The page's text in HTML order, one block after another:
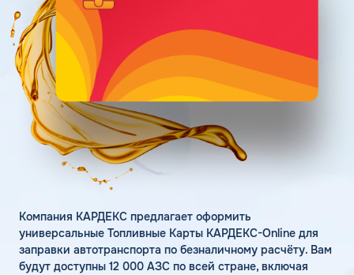
Статьи
Цена бензина и ДТ
Личный кабинет
Карта АЗС
Получить консультацию
Компания КАРДЕКС предлагает оформить
универсальные Топливные Карты КАРДЕКС-Online для
заправки автотранспорта по безналичному расчёту. Вам
будут доступны 12 000 АЗС по всей стране, включая